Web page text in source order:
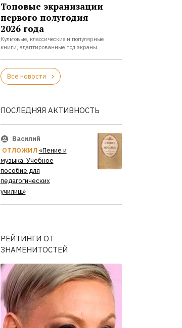
Топовые экранизации
первого полугодия
2026 года
Культовые, классические и популярные
книги, адаптированные под экраны.
Все новости
ПОСЛЕДНЯЯ АКТИВНОСТЬ
Василий
ОТЛОЖИЛ «Пение и
музыка. Учебное
пособие для
педагогических
училищ»
РЕЙТИНГИ ОТ
ЗНАМЕНИТОСТЕЙ